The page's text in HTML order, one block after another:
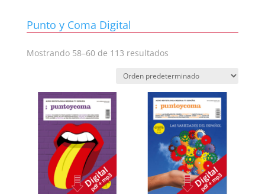
Punto y Coma Digital
Mostrando 58–60 de 113 resultados